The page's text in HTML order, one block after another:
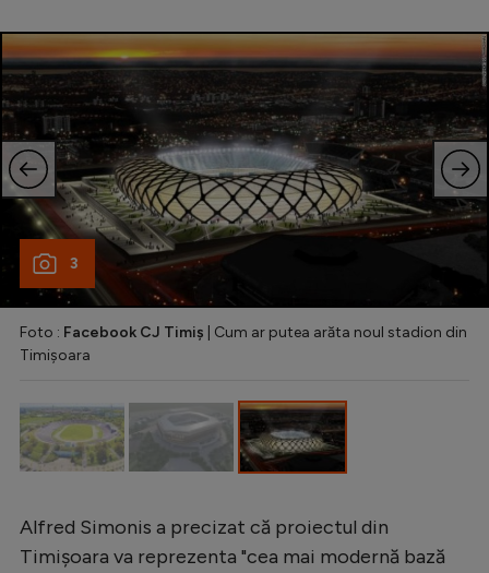
Tenis
Handbal
Natație
Formula 1
Gimnastică
Auto
Ciclism
JO 2026
3
Foto : Facebook CJ Timiș | Cum ar putea arăta noul stadion din
Timișoara
Alfred Simonis a precizat că proiectul din
Timișoara va reprezenta "cea mai modernă bază